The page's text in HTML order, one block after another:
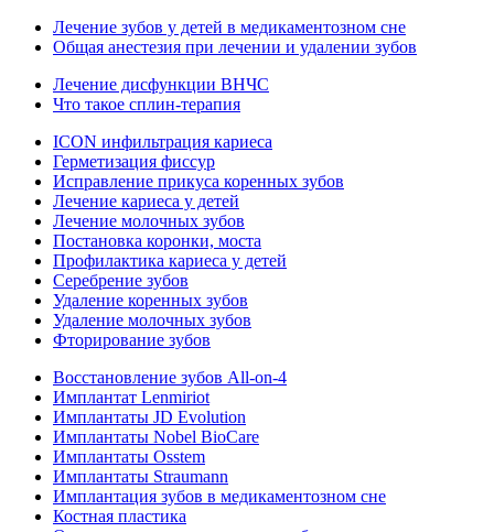
Лечение зубов у детей в медикаментозном сне
Общая анестезия при лечении и удалении зубов
Лечение дисфункции ВНЧС
Что такое сплин-терапия
ICON инфильтрация кариеса
Герметизация фиссур
Исправление прикуса коренных зубов
Лечение кариеса у детей
Лечение молочных зубов
Постановка коронки, моста
Профилактика кариеса у детей
Серебрение зубов
Удаление коренных зубов
Удаление молочных зубов
Фторирование зубов
Восстановление зубов All‑on‑4
Имплантат Lenmiriot
Имплантаты JD Evolution
Имплантаты Nobel BioСare
Имплантаты Osstem
Имплантаты Straumann
Имплантация зубов в медикаментозном сне
Костная пластика